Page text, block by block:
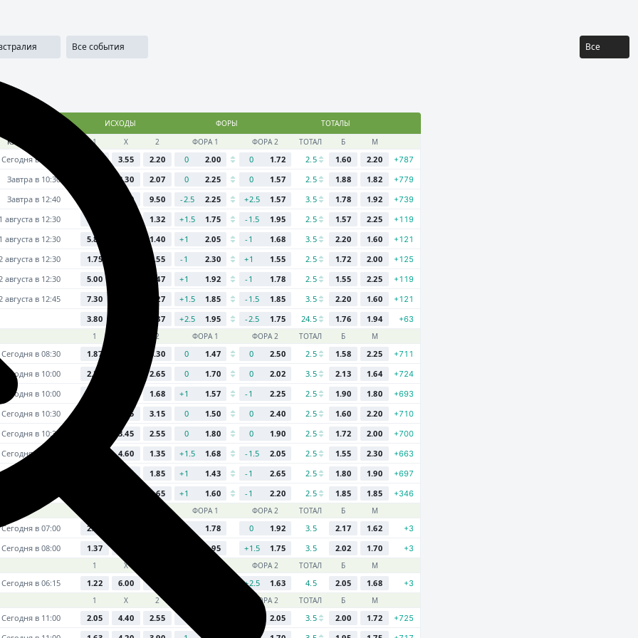
Все события Все
ИСХОДЫ ФОРЫ
ТОТАЛЫ
КУБОК. 1/8 ФИНАЛА
1 Х 2 ФОРА 1 ФОРА 2 ТОТАЛ Б М
Сегодня в 12:30 3.55 2.20 0 2.00 0 1.72 2.5 1.60 2.20 +787
Завтра в 10:30 3.30 2.07 0 2.25 0 1.57 2.5 1.88 1.82 +779
Завтра в 12:40 6.00 9.50 -2.5 2.25 +2.5 1.57 3.5 1.78 1.92 +739
августа в 12:30 7.00 1.32 +1.5 1.75 -1.5 1.95 2.5 1.57 2.25 +119
августа в 12:30 5.80 1.40 +1 2.05 -1 1.68 3.5 2.20 1.60 +121
августа в 12:30 1.75 3.55 -1 2.30 +1 1.55 2.5 1.72 2.00 +125
августа в 12:30 5.00 1.47 +1 1.92 -1 1.78 2.5 1.55 2.25 +119
августа в 12:45 7.30 1.27 +1.5 1.85 -1.5 1.85 3.5 2.20 1.60 +121
3.80 1.37 +2.5 1.95 -2.5 1.75 24.5 1.76 1.94
+63
1 2 ФОРА 1 ФОРА 2 ТОТАЛ Б М
Сегодня в 08:30 1.87 3.30 0 1.47 0 2.50 2.5 1.58 2.25 +711
Сегодня в 10:00 2.20 2.65 0 1.70 0 2.02 3.5 2.13 1.64 +724
Сегодня в 10:00 4.30 1.68 +1 1.57 -1 2.25 2.5 1.90 1.80 +693
Сегодня в 10:30 3.65 3.15 0 1.50 0 2.40 2.5 1.60 2.20 +710
Сегодня в 10:30 3.45 2.55 0 1.80 0 1.90 2.5 1.72 2.00 +700
Сегодня в 11:30 4.60 1.35 +1.5 1.68 -1.5 2.05 2.5 1.55 2.30 +663
Сегодня в 12:15 3.50 1.85 +1 1.43 -1 2.65 2.5 1.80 1.90 +697
1.65 +1 1.60 -1 2.20 2.5 1.85 1.85
+346
ФОРА 1 ФОРА 2 ТОТАЛ Б М
Сегодня в 07:00 2.20 0 1.78 0 1.92 3.5 2.17 1.62 +3
Сегодня в 08:00 1.37 1.95 +1.5 1.75 3.5 2.02 1.70
+3
1 Х ФОРА 2 ТОТАЛ Б М
Сегодня в 06:15 1.22 6.00 +2.5 1.63 4.5 2.05 1.68
+3
1 Х 2 ФОРА 2 ТОТАЛ Б М
Сегодня в 11:00 2.05 4.40 2.55 0 2.05 3.5 2.00 1.72 +725